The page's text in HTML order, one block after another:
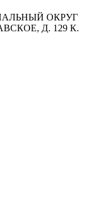
ОКРУГ
Д. 129 К.